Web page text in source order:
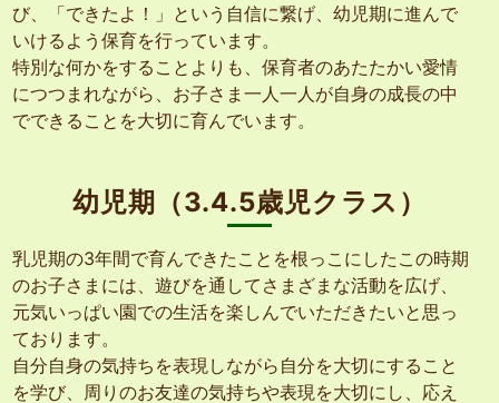
び、「できたよ！」という自信に繋げ、幼児期に進んで
いけるよう保育を行っています。
特別な何かをすることよりも、保育者のあたたかい愛情
につつまれながら、お子さま一人一人が自身の成長の中
でできることを大切に育んでいます。
幼児期（3.4.5歳児クラス）
乳児期の3年間で育んできたことを根っこにしたこの時期
のお子さまには、遊びを通してさまざまな活動を広げ、
元気いっぱい園での生活を楽しんでいただきたいと思っ
ております。
自分自身の気持ちを表現しながら自分を大切にすること
を学び、周りのお友達の気持ちや表現を大切にし、応え